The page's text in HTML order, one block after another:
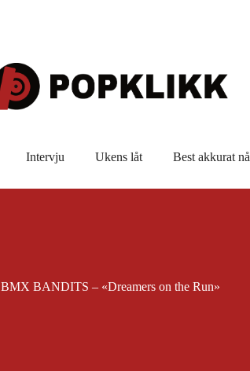
Intervju Ukens låt Best akkurat nå
BMX BANDITS – «Dreamers on the Run»